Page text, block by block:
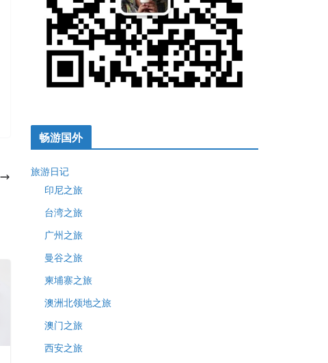
畅游国外
旅游日记
印尼之旅
台湾之旅
广州之旅
曼谷之旅
柬埔寨之旅
澳洲北领地之旅
澳门之旅
西安之旅